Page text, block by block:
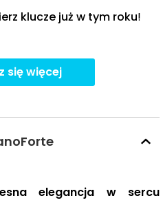
klucze już w tym roku!
się więcej
elegancja w sercu